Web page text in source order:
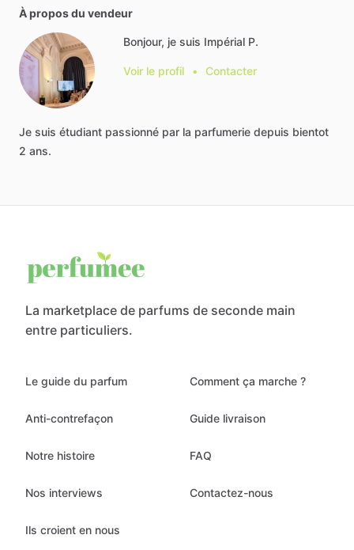
À propos du vendeur
Bonjour, je suis Impérial P.
Voir le profil • Contacter
Je suis étudiant passionné par la parfumerie depuis bientot
2 ans.
La marketplace de parfums de seconde main
entre particuliers.
Le guide du parfum
Anti-contrefaçon
Notre histoire
Nos interviews
Ils croient en nous
Comment ça marche ?
Guide livraison
FAQ
Contactez-nous